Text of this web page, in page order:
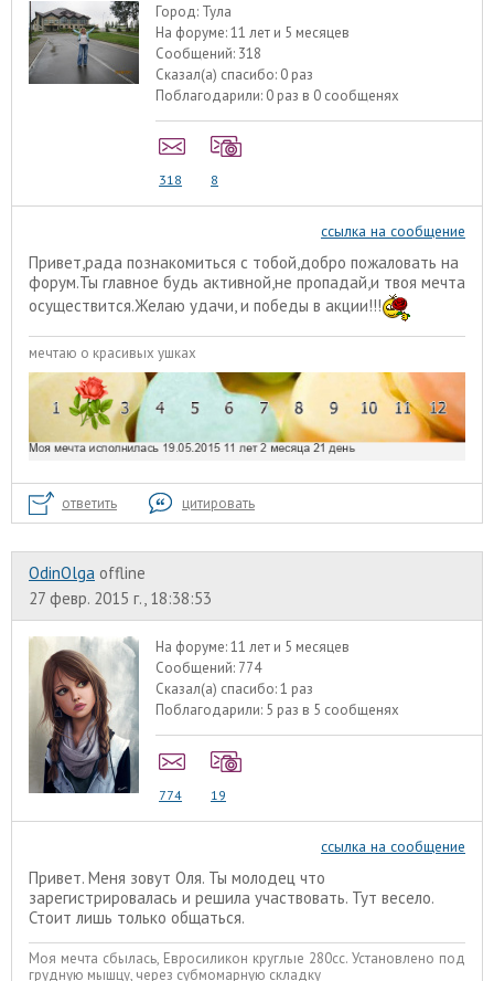
Город: Тула
На форуме:11 лет и 5 месяцев
Сообщений: 318
Сказал(а) спасибо: 0 раз
Поблагодарили: 0 раз в 0 сообщенях
318 8
ссылка на сообщение
Привет,рада познакомиться с тобой,добро пожаловать на
форум.Ты главное будь активной,не пропадай,и твоя мечта
осуществится.Желаю удачи, и победы в акции!!!
мечтаю о красивых ушках
ответить цитировать
OdinOlga offline
27 февр. 2015 г., 18:38:53
На форуме:11 лет и 5 месяцев
Сообщений: 774
Сказал(а) спасибо:1 раз
Поблагодарили: 5 раз в 5 сообщенях
774 19
ссылка на сообщение
Привет. Меня зовут Оля. Ты молодец что
зарегистрировалась и решила участвовать. Тут весело.
Стоит лишь только общаться.
Моя мечта сбылась, Евросиликон круглые 280сс. Установлено под
грудную мышцу, через субмомарную складку